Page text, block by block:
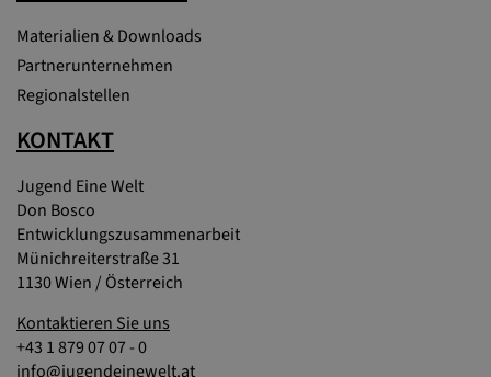
Materialien & Downloads
Partnerunternehmen
Regionalstellen
KONTAKT
Jugend Eine Welt
Don Bosco
Entwicklungszusammenarbeit
Münichreiterstraße 31
1130 Wien / Österreich
Kontaktieren Sie uns
+43 1 879 07 07 - 0
info@jugendeinewelt.at